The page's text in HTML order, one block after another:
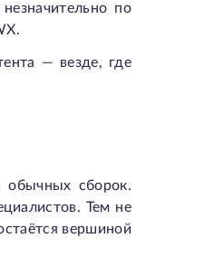
по
— везде, где
обычных сборок.
Тем не
вершиной